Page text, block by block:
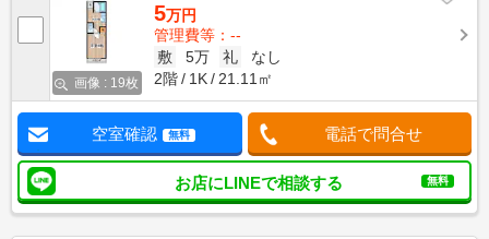
画像 : 19枚
5万円
管理費等：--
敷
5万 礼
なし
2階
1K 21.11㎡
空室確認 無料 電話で問合せ
お店にLINEで相談する 無料